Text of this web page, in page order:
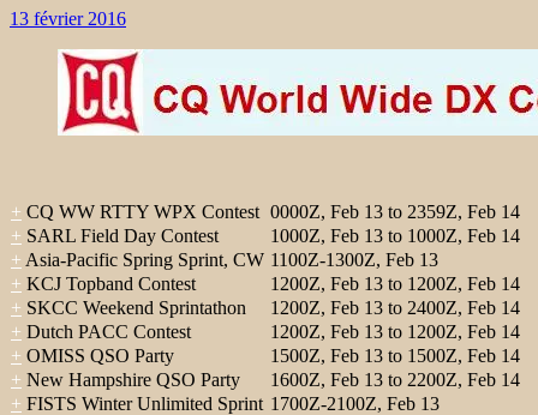
13 février 2016
+ CQ WW RTTY WPX Contest 0000Z, Feb 13 to 2359Z, Feb 14
+ SARL Field Day Contest
1000Z, Feb 13 to 1000Z, Feb 14
+ Asia-Pacific Spring Sprint, CW 1100Z-1300Z, Feb 13
+ KCJ Topband Contest
1200Z, Feb 13 to 1200Z, Feb 14
+ SKCC Weekend Sprintathon
1200Z, Feb 13 to 2400Z, Feb 14
+ Dutch PACC Contest
1200Z, Feb 13 to 1200Z, Feb 14
+ OMISS QSO Party
1500Z, Feb 13 to 1500Z, Feb 14
+ New Hampshire QSO Party
1600Z, Feb 13 to 2200Z, Feb 14
+ FISTS Winter Unlimited Sprint 1700Z-2100Z, Feb 13